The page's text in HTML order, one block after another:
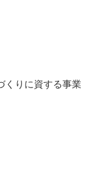
くりに資する事業